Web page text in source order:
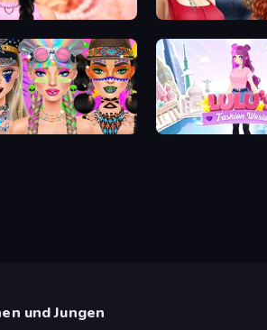
Soft Girl Makeup Colored Denim
Vibes Makeup Lulu's Fashion
und Jungen